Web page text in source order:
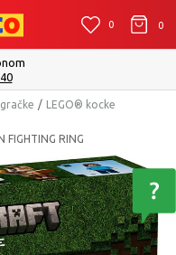
0 0
LEGO® kocke
FIGHTING RING